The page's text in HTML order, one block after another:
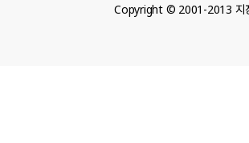
Copyright © 2001-2013 지